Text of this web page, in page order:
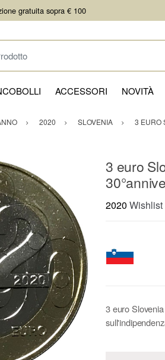
gratuita sopra € 100
ACCESSORI NOVITÀ
2020 SLOVENIA 3 EURO
3 euro
2020 Wishlist
3 euro